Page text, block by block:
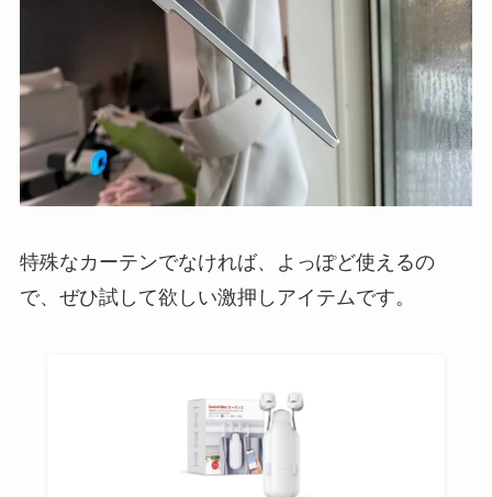
特殊なカーテンでなければ、よっぽど使えるの
で、ぜひ試して欲しい激押しアイテムです。